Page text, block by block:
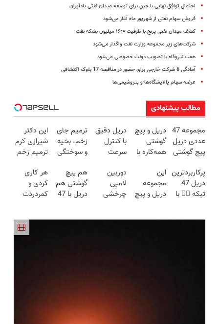
احتمال توافق نهایی با چین برای توسعه میدان نفتی یادآوران
فروش سهام نفتی از شهریور ماه آغاز می‌شود
کشف میدان نفتی پرنج با ظرفیت ۱۶۰۰ میلیون بشکه نفت
شرکت‌های زیر مجموعه وزارت نفت واگذار می‌شود
هفت‌ نیروگاه‌ با تصویب‌ دولت خصوصی‌ می‌‌شود
آمادگی 6 شرکت خارجی برای حضور در مناقصه 17 بلوک اکتشافی
عرضه سهام پالایشگاه‌ها و پتروشیمی‌ها
مطالب پیشنهادی
مجموعه 47
عددی دریل
پیچ گوشتی
(تخفیف به
مدت
محدود)
دریل و پیچ
گوشتی
همه‌کاره با
هوشمند ⚙️
(نصف
قیمت بازار
دریل دقیق
با کنترل
سرعت
(مجموعه
47عددی +
تخفیف
ترمیم جای
زخم، بخیه
و سوختگی
هفته!!😍
این دکتر
شیرازی کرم
ترمیم زخم
ساخت!!!
پرکاربردترین
دریل 47
تیکه 👈🏻 با
این
مجموعه
دریل و پیچ
دوربین
لامپی
چرخشی
هم پیچ
گوشتی هم
دریل با 47
هر کاری
کردی و
کمردردت
پرسشنامه و
دریافت راه